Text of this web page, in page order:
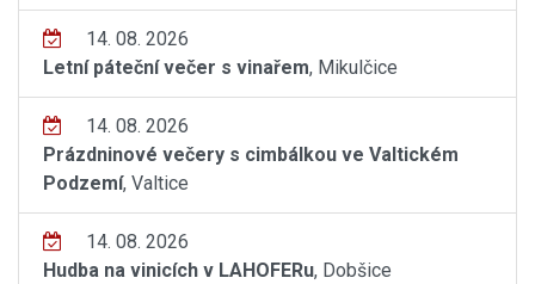
14. 08. 2026
Letní páteční večer s vinařem, Mikulčice
14. 08. 2026
Prázdninové večery s cimbálkou ve Valtickém
Podzemí, Valtice
14. 08. 2026
Hudba na vinicích v LAHOFERu, Dobšice